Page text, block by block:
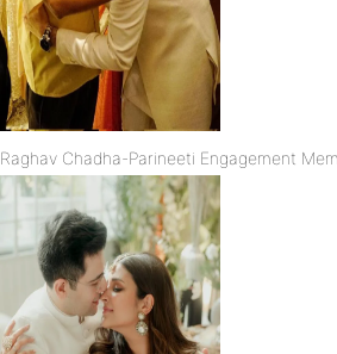
Raghav Chadha-Parineeti Engagement